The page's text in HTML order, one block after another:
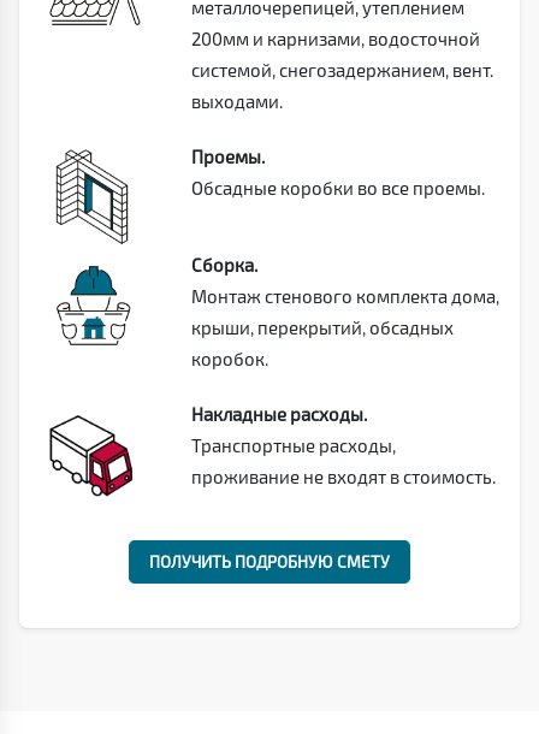
металлочерепицей, утеплением
200мм и карнизами, водосточной
системой, снегозадержанием, вент.
выходами.
Проемы.
Обсадные коробки во все проемы.
Сборка.
Монтаж стенового комплекта дома,
крыши, перекрытий, обсадных
коробок.
Накладные расходы.
Транспортные расходы,
проживание не входят в стоимость.
ПОЛУЧИТЬ ПОДРОБНУЮ СМЕТУ